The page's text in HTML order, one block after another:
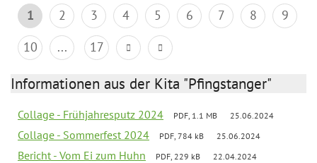
1 2 3 4 5 6 7 8
9
10
... 17
Informationen aus der Kita "Pfingstanger"
Collage - Frühjahresputz 2024 PDF, 1.1 MB 25.06.2024
Collage - Sommerfest 2024 PDF, 784 kB 25.06.2024
Bericht - Vom Ei zum Huhn PDF, 229 kB 22.04.2024